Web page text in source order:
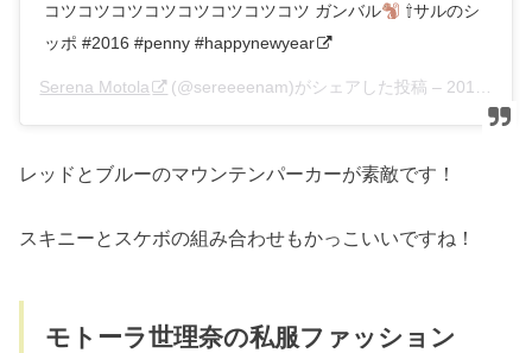
コツコツコツコツコツコツコツコツ ガンバル
⇧サルのシ
ッポ #2016 #penny #happynewyear
Serena Motola (@sereeeenam)がシェアした投稿 – 2016年 1月月1日午前7時47分PST
レッドとブルーのマウンテンパーカーが素敵です！
スキニーとスケボの組み合わせもかっこいいですね！
モトーラ世理奈の私服ファッション